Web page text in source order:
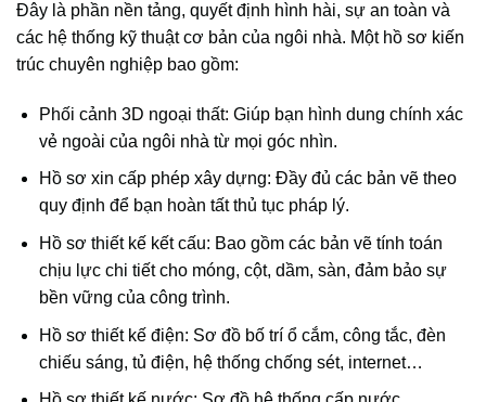
Đây là phần nền tảng, quyết định hình hài, sự an toàn và
các hệ thống kỹ thuật cơ bản của ngôi nhà. Một hồ sơ kiến
trúc chuyên nghiệp bao gồm:
Phối cảnh 3D ngoại thất: Giúp bạn hình dung chính xác
vẻ ngoài của ngôi nhà từ mọi góc nhìn.
Hồ sơ xin cấp phép xây dựng: Đầy đủ các bản vẽ theo
quy định để bạn hoàn tất thủ tục pháp lý.
Hồ sơ thiết kế kết cấu: Bao gồm các bản vẽ tính toán
chịu lực chi tiết cho móng, cột, dầm, sàn, đảm bảo sự
bền vững của công trình.
Hồ sơ thiết kế điện: Sơ đồ bố trí ổ cắm, công tắc, đèn
chiếu sáng, tủ điện, hệ thống chống sét, internet…